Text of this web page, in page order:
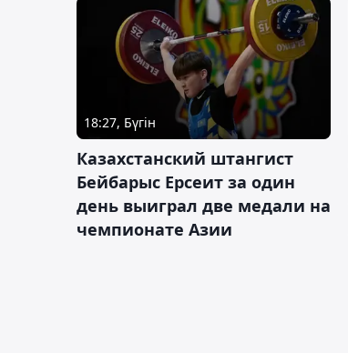
18:27, Бүгін
Казахстанский штангист
Бейбарыс Ерсеит за один
день выиграл две медали на
чемпионате Азии